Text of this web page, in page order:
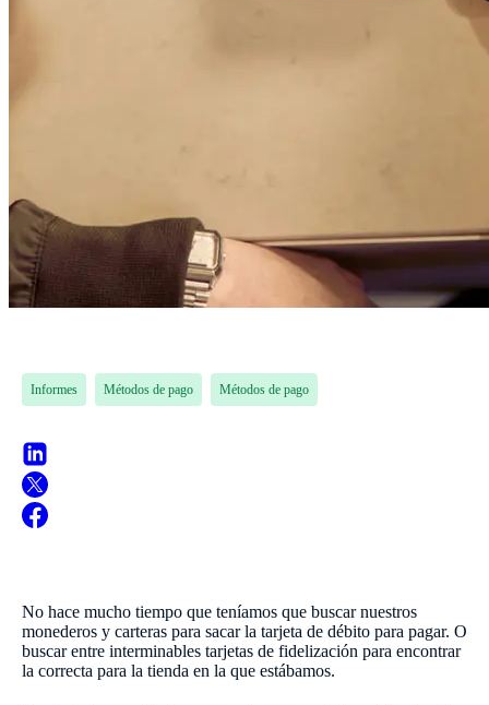
Informes Métodos de pago Métodos de pago
No hace mucho tiempo que teníamos que buscar nuestros
monederos y carteras para sacar la tarjeta de débito para pagar. O
buscar entre interminables tarjetas de fidelización para encontrar
la correcta para la tienda en la que estábamos.